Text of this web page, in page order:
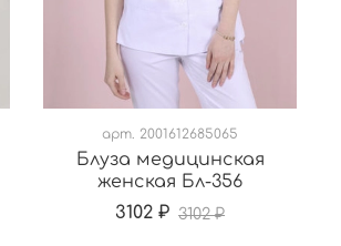
арт. 2001612685065
Блуза медицинская
женская Бл-356
3102 ₽ 3102 ₽